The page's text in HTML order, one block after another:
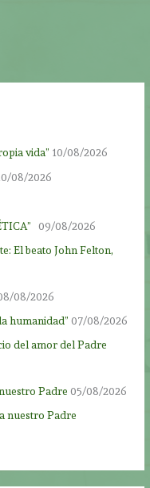
vida” 10/08/2026
08/2026
09/08/2026
El beato John Felton,
08/2026
humanidad” 07/08/2026
del amor del Padre
Padre 05/08/2026
nuestro Padre